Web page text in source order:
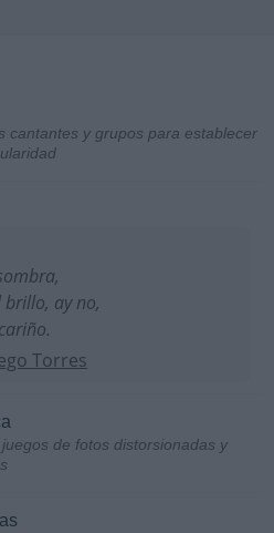
cantantes y grupos para establecer
ay no,
Torres
de fotos distorsionadas y